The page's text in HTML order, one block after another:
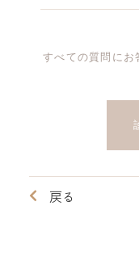
すべての質問にお
戻る